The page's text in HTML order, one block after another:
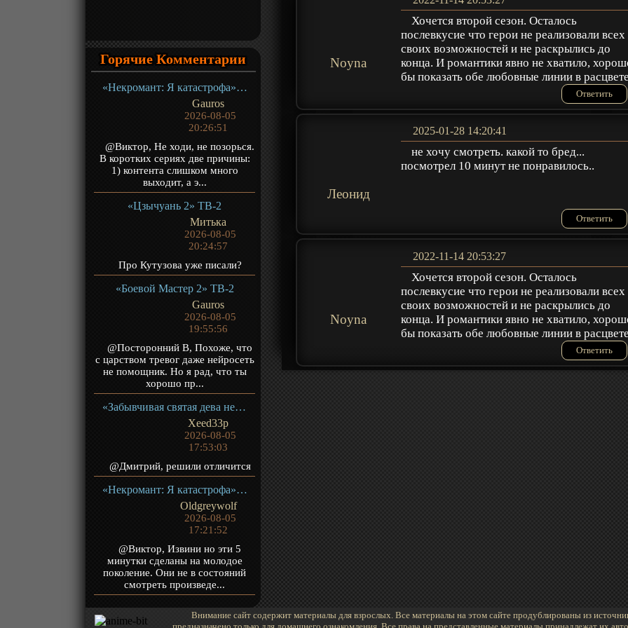
Горячие Комментарии
«Некромант: Я катастрофа» ТВ-1
Gauros
2026-08-05
20:26:51
@Виктор, Не ходи, не позорься.
В коротких сериях две причины:
1) контента слишком много
выходит, а э...
«Цзычуань 2» ТВ-2
Митька
2026-08-05
20:24:57
Про Кутузова уже писали?
«Боевой Мастер 2» ТВ-2
Gauros
2026-08-05
19:55:56
@Посторонний В, Похоже, что
с царством тревог даже нейросеть
не помощник. Но я рад, что ты
хорошо пр...
«Забывчивая святая дева неосознанно изливает свою силу» ТВ-1
Xeed33p
2026-08-05
17:53:03
@Дмитрий, решили отличится
«Некромант: Я катастрофа» ТВ-1
Oldgreywolf
2026-08-05
17:21:52
@Виктор, Извини но эти 5
минутки сделаны на молодое
поколение. Они не в состояний
смотреть произведе...
Noyna
Хочется второй сезон. Осталось
послевкусие что герои не реализовали всех
своих возможностей и не раскрылись до
конца. И романтики явно не хватило,
бы показать обе любовные линии в
Ответить
Леонид
2025-01-28 14:20:41
не хочу смотреть. какой то бред...
посмотрел 10 минут не понравилось..
Ответить
Noyna
2022-11-14 20:53:27
Хочется второй сезон. Осталось
послевкусие что герои не реализовали всех
своих возможностей и не раскрылись до
конца. И романтики явно не хватило,
бы показать обе любовные линии в
Ответить
Внимание сайт содержит материалы для взрослых. Все материалы на этом сайте продублированы из